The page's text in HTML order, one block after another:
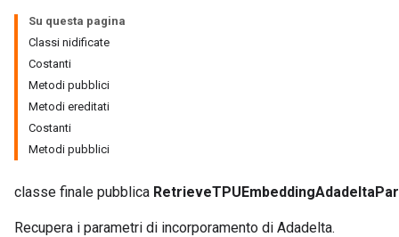
Su questa pagina
Classi nidificate
Costanti
Metodi pubblici
Metodi ereditati
Costanti
Metodi pubblici
classe finale pubblica
Recupera i parametri di incorporamento di Adadelta.